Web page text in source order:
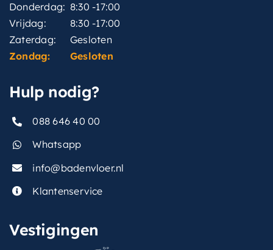
Donderdag: 8:30 -17:00
Vrijdag:
8:30 -17:00
Zaterdag:
Gesloten
Zondag:
Gesloten
Hulp nodig?
088 646 40 00
Whatsapp
info@badenvloer.nl
Klantenservice
Vestigingen